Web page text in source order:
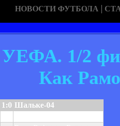
НОВОСТИ ФУТБОЛА |
УЕФА. 1/2
Как
1:0 Шальке-04